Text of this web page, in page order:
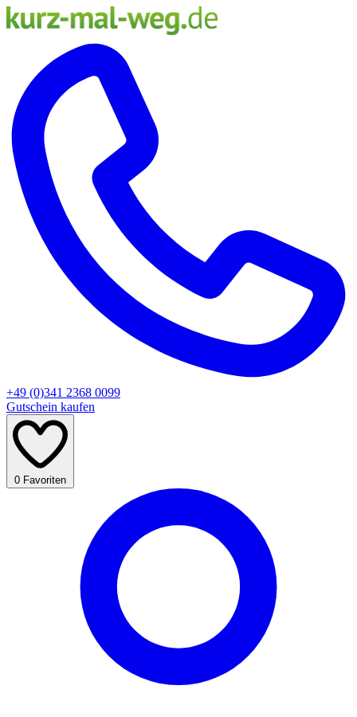
+49 (0)341 2368 0099
Gutschein kaufen
0 Favoriten